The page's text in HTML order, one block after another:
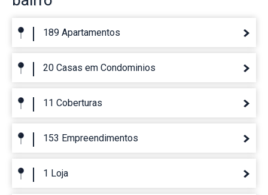
189 Apartamentos
20 Casas em Condominios
11 Coberturas
153 Empreendimentos
1 Loja